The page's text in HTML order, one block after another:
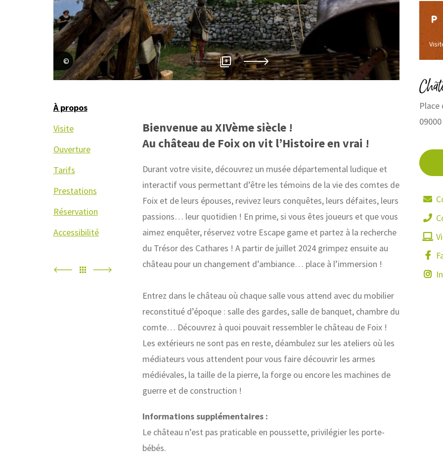
Ariège Pyrénées Tourisme – Stéphane Meurisse Ariège
5
À propos
Visite
Ouverture
Tarifs
Prestations
Réservation
Accessibilité
Bienvenue au XIVème siècle !
Au château de Foix on vit l’Histoire en vrai !
Durant votre visite, découvrez un musée départemental ludique et
interactif vous permettant d’être les témoins de la vie des comtes de
Foix et de leurs épouses, revivez leurs conquêtes, leurs défaites, leurs
passions… leur quotidien ! En prime, si vous êtes joueurs et que vous
aimez enquêter, réservez votre Escape game et partez à la recherche
du Trésor des Cathares ! A partir de juillet 2024 grimpez ensuite au
château pour un changement d’ambiance… place à l’immersion !
Entrez dans le château où chaque salle vous attend avec du mobilier
reconstitué d’époque : salle des gardes, salle de banquet, chambre du
comte… Découvrez à quoi pouvait ressembler le château de Foix !
Les extérieurs ne sont pas en reste, déambulez sur les ateliers où les
médiateurs vous attendent pour vous faire découvrir les armes
médiévales, la taille de la pierre, la forge ou encore les machines de
guerre et de construction !
Informations supplémentaires :
Le château n’est pas praticable en poussette, privilégier les porte-
bébés.
Place
09000